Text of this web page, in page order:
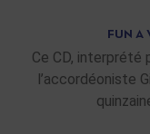
FUN A
Ce CD,
l’accordéoniste